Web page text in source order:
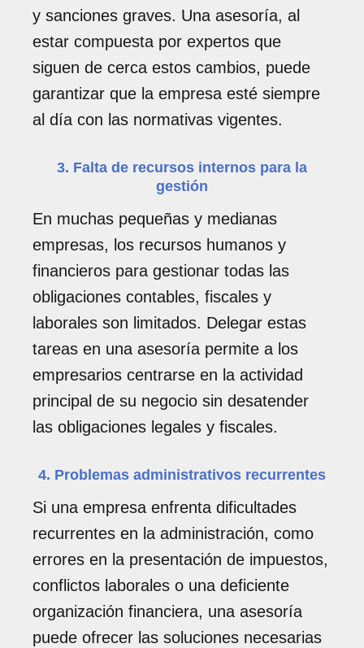
y sanciones graves. Una asesoría, al
estar compuesta por expertos que
siguen de cerca estos cambios, puede
garantizar que la empresa esté siempre
al día con las normativas vigentes.
3. Falta de recursos internos para la
gestión
En muchas pequeñas y medianas
empresas, los recursos humanos y
financieros para gestionar todas las
obligaciones contables, fiscales y
laborales son limitados. Delegar estas
tareas en una asesoría permite a los
empresarios centrarse en la actividad
principal de su negocio sin desatender
las obligaciones legales y fiscales.
4. Problemas administrativos recurrentes
Si una empresa enfrenta dificultades
recurrentes en la administración, como
errores en la presentación de impuestos,
conflictos laborales o una deficiente
organización financiera, una asesoría
puede ofrecer las soluciones necesarias